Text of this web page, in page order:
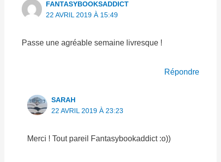
FANTASYBOOKSADDICT
22 AVRIL 2019 À 15:49
Passe une agréable semaine livresque !
Répondre
SARAH
22 AVRIL 2019 À 23:23
Merci ! Tout pareil Fantasybookaddict :o))